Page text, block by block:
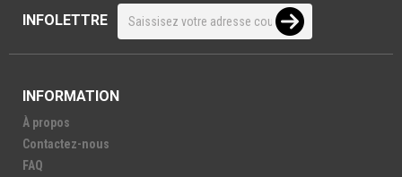
INFOLETTRE
INFORMATION
À propos
Contactez-nous
FAQ